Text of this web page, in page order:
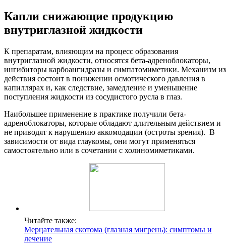
Капли снижающие продукцию
внутриглазной жидкости
К препаратам, влияющим на процесс образования
внутриглазной жидкости, относятся бета-адреноблокаторы,
ингибиторы карбоангидразы и симпатомиметики. Механизм
действия состоит в понижении осмотического давления в
капиллярах и, как следствие, замедление и уменьшение
поступления жидкости из сосудистого русла в глаз.
Наибольшее применение в практике получили бета-
адреноблокаторы, которые обладают длительным действием и
не приводят к нарушению аккомодации (остроты зрения). В
зависимости от вида глаукомы, они могут применяться
самостоятельно или в сочетании с холиномиметиками.
Читайте также:
Мерцательная скотома (глазная мигрень): симптомы и
лечение